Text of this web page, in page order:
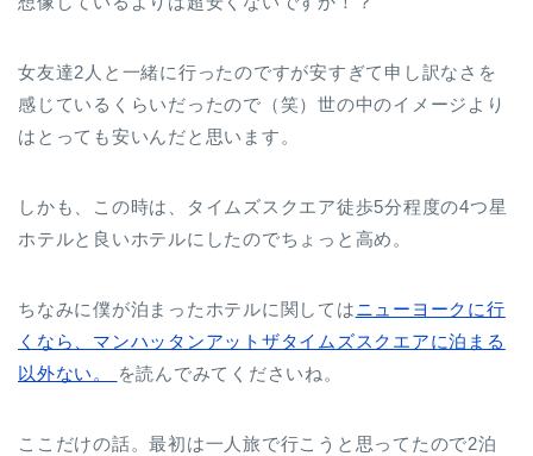
女友達2人と一緒に行ったのですが安すぎて申し訳なさを
感じているくらいだったので（笑）世の中のイメージより
はとっても安いんだと思います。
しかも、この時は、タイムズスクエア徒歩5分程度の4つ星
ホテルと良いホテルにしたのでちょっと高め。
ちなみに僕が泊まったホテルに関してはニューヨークに行
くなら、マンハッタンアットザタイムズスクエアに泊まる
以外ない。
を読んでみてくださいね。
ここだけの話。最初は一人旅で行こうと思ってたので2泊